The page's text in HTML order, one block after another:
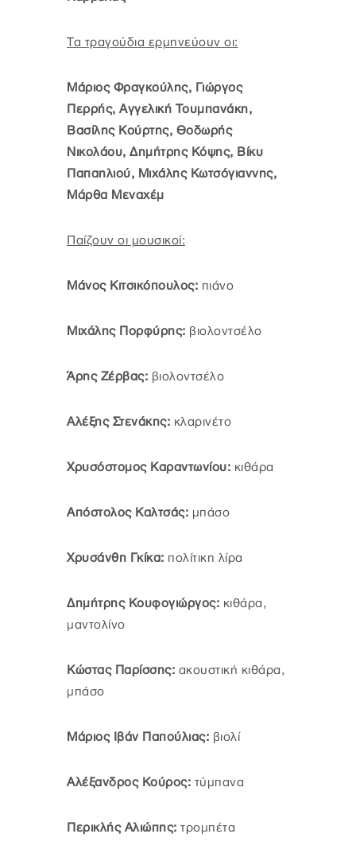
Τα τραγούδια ερμηνεύουν οι:
Μάριος Φραγκούλης, Γιώργος
Περρής, Αγγελική Τουμπανάκη,
Βασίλης Κούρτης, Θοδωρής
Νικολάου, Δημήτρης Κόψης, Βίκυ
Παπαηλιού, Μιχάλης Κωτσόγιαννης,
Μάρθα Μεναχέμ
Παίζουν οι μουσικοί:
Μάνος Κιτσικόπουλος: πιάνο
Μιχάλης Πορφύρης: βιολοντσέλο
Άρης Ζέρβας: βιολοντσέλο
Αλέξης Στενάκης: κλαρινέτο
Χρυσόστομος Καραντωνίου: κιθάρα
Απόστολος Καλτσάς: μπάσο
Χρυσάνθη Γκίκα: πολίτικη λίρα
Δημήτρης Κουφογιώργος: κιθάρα,
μαντολίνο
Κώστας Παρίσσης: ακουστική κιθάρα,
μπάσο
Μάριος Ιβάν Παπούλιας: βιολί
Αλέξανδρος Κούρος: τύμπανα
Περικλής Αλιώπης: τρομπέτα